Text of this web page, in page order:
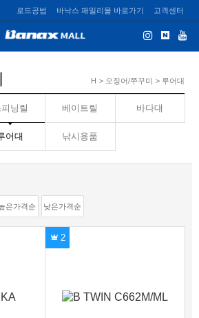
로드공법 바낙스 패밀리몰 바로가기 고객센터
H > 오징어/쭈꾸미 > 루어대
닝릴 베이트릴 바다대
어대 낚시용품
은가격순 낮은가격순
2